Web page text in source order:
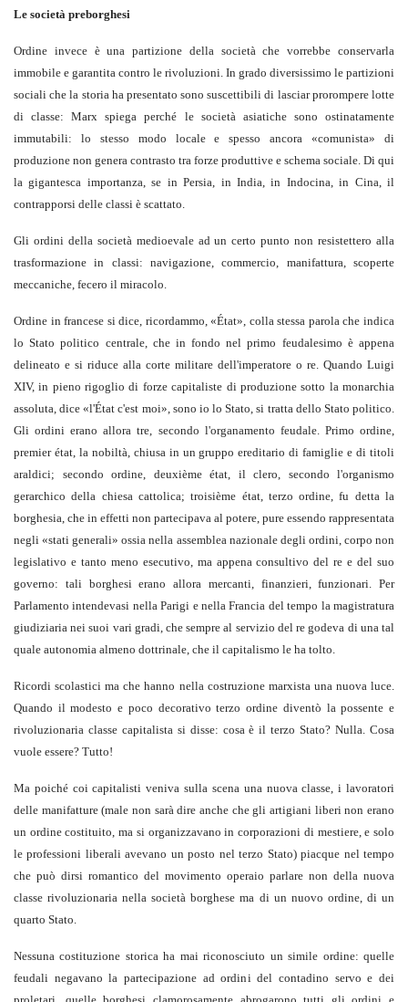
Le società preborghesi
Ordine invece è una partizione della società che vorrebbe conservarla
immobile e garantita contro le rivoluzioni. In grado diversissimo le partizioni
sociali che la storia ha presentato sono suscettibili di lasciar prorompere lotte
di classe: Marx spiega perché le società asiatiche sono ostinatamente
immutabili: lo stesso modo locale e spesso ancora «comunista» di
produzione non genera contrasto tra forze produttive e schema sociale. Di qui
la gigantesca importanza, se in Persia, in India, in Indocina, in Cina, il
contrapporsi delle classi è scattato.
Gli ordini della società medioevale ad un certo punto non resistettero alla
trasformazione in classi: navigazione, commercio, manifattura, scoperte
meccaniche, fecero il miracolo.
Ordine in francese si dice, ricordammo, «État», colla stessa parola che indica
lo Stato politico centrale, che in fondo nel primo feudalesimo è appena
delineato e si riduce alla corte militare dell'imperatore o re. Quando Luigi
XIV, in pieno rigoglio di forze capitaliste di produzione sotto la monarchia
assoluta, dice «l'État c'est moi», sono io lo Stato, si tratta dello Stato politico.
Gli ordini erano allora tre, secondo l'organamento feudale. Primo ordine,
premier état, la nobiltà, chiusa in un gruppo ereditario di famiglie e di titoli
araldici; secondo ordine, deuxième état, il clero, secondo l'organismo
gerarchico della chiesa cattolica; troisième état, terzo ordine, fu detta la
borghesia, che in effetti non partecipava al potere, pure essendo rappresentata
negli «stati generali» ossia nella assemblea nazionale degli ordini, corpo non
legislativo e tanto meno esecutivo, ma appena consultivo del re e del suo
governo: tali borghesi erano allora mercanti, finanzieri, funzionari. Per
Parlamento intendevasi nella Parigi e nella Francia del tempo la magistratura
giudiziaria nei suoi vari gradi, che sempre al servizio del re godeva di una tal
quale autonomia almeno dottrinale, che il capitalismo le ha tolto.
Ricordi scolastici ma che hanno nella costruzione marxista una nuova luce.
Quando il modesto e poco decorativo terzo ordine diventò la possente e
rivoluzionaria classe capitalista si disse: cosa è il terzo Stato? Nulla. Cosa
vuole essere? Tutto!
Ma poiché coi capitalisti veniva sulla scena una nuova classe, i lavoratori
delle manifatture (male non sarà dire anche che gli artigiani liberi non erano
un ordine costituito, ma si organizzavano in corporazioni di mestiere, e solo
le professioni liberali avevano un posto nel terzo Stato) piacque nel tempo
che può dirsi romantico del movimento operaio parlare non della nuova
classe rivoluzionaria nella società borghese ma di un nuovo ordine, di un
quarto Stato.
Nessuna costituzione storica ha mai riconosciuto un simile ordine: quelle
feudali negavano la partecipazione ad ordini del contadino servo e dei